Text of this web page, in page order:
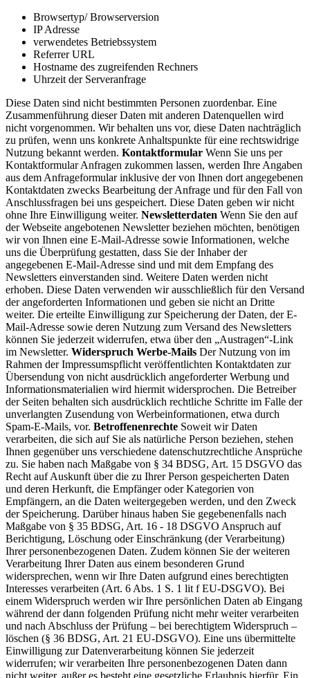
Browsertyp/ Browserversion
IP Adresse
verwendetes Betriebssystem
Referrer URL
Hostname des zugreifenden Rechners
Uhrzeit der Serveranfrage
Diese Daten sind nicht bestimmten Personen zuordenbar. Eine
Zusammenführung dieser Daten mit anderen Datenquellen wird
nicht vorgenommen. Wir behalten uns vor, diese Daten nachträglich
zu prüfen, wenn uns konkrete Anhaltspunkte für eine rechtswidrige
Nutzung bekannt werden. Kontaktformular Wenn Sie uns per
Kontaktformular Anfragen zukommen lassen, werden Ihre Angaben
aus dem Anfrageformular inklusive der von Ihnen dort angegebenen
Kontaktdaten zwecks Bearbeitung der Anfrage und für den Fall von
Anschlussfragen bei uns gespeichert. Diese Daten geben wir nicht
ohne Ihre Einwilligung weiter. Newsletterdaten Wenn Sie den auf
der Webseite angebotenen Newsletter beziehen möchten, benötigen
wir von Ihnen eine E-Mail-Adresse sowie Informationen, welche
uns die Überprüfung gestatten, dass Sie der Inhaber der
angegebenen E-Mail-Adresse sind und mit dem Empfang des
Newsletters einverstanden sind. Weitere Daten werden nicht
erhoben. Diese Daten verwenden wir ausschließlich für den Versand
der angeforderten Informationen und geben sie nicht an Dritte
weiter. Die erteilte Einwilligung zur Speicherung der Daten, der E-
Mail-Adresse sowie deren Nutzung zum Versand des Newsletters
können Sie jederzeit widerrufen, etwa über den „Austragen“-Link
im Newsletter. Widerspruch Werbe-Mails Der Nutzung von im
Rahmen der Impressumspflicht veröffentlichten Kontaktdaten zur
Übersendung von nicht ausdrücklich angeforderter Werbung und
Informationsmaterialien wird hiermit widersprochen. Die Betreiber
der Seiten behalten sich ausdrücklich rechtliche Schritte im Falle der
unverlangten Zusendung von Werbeinformationen, etwa durch
Spam-E-Mails, vor. Betroffenenrechte Soweit wir Daten
verarbeiten, die sich auf Sie als natürliche Person beziehen, stehen
Ihnen gegenüber uns verschiedene datenschutzrechtliche Ansprüche
zu. Sie haben nach Maßgabe von § 34 BDSG, Art. 15 DSGVO das
Recht auf Auskunft über die zu Ihrer Person gespeicherten Daten
und deren Herkunft, die Empfänger oder Kategorien von
Empfängern, an die Daten weitergegeben werden, und den Zweck
der Speicherung. Darüber hinaus haben Sie gegebenenfalls nach
Maßgabe von § 35 BDSG, Art. 16 - 18 DSGVO Anspruch auf
Berichtigung, Löschung oder Einschränkung (der Verarbeitung)
Ihrer personenbezogenen Daten. Zudem können Sie der weiteren
Verarbeitung Ihrer Daten aus einem besonderen Grund
widersprechen, wenn wir Ihre Daten aufgrund eines berechtigten
Interesses verarbeiten (Art. 6 Abs. 1 S. 1 lit f EU-DSGVO). Bei
einem Widerspruch werden wir Ihre persönlichen Daten ab Eingang
während der dann folgenden Prüfung nicht mehr weiter verarbeiten
und nach Abschluss der Prüfung – bei berechtigtem Widerspruch –
löschen (§ 36 BDSG, Art. 21 EU-DSGVO). Eine uns übermittelte
Einwilligung zur Datenverarbeitung können Sie jederzeit
widerrufen; wir verarbeiten Ihre personenbezogenen Daten dann
nicht weiter, außer es besteht eine gesetzliche Erlaubnis hierfür. Ein